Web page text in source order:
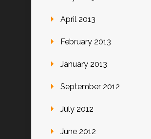
April 2013
February 2013
January 2013
September 2012
July 2012
June 2012